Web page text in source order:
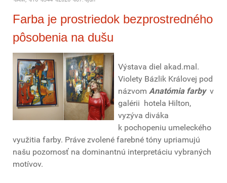
Farba je prostriedok bezprostredného
pôsobenia na dušu
Výstava diel akad.mal.
Violety Bázlik Královej pod
názvom Anatómia farbyv
galérii hotela Hilton,
vyzýva diváka
k pochopeniu umeleckého
využitia farby. Práve zvolené farebné tóny upriamujú
našu pozornosť na dominantnú interpretáciu vybraných
motívov.